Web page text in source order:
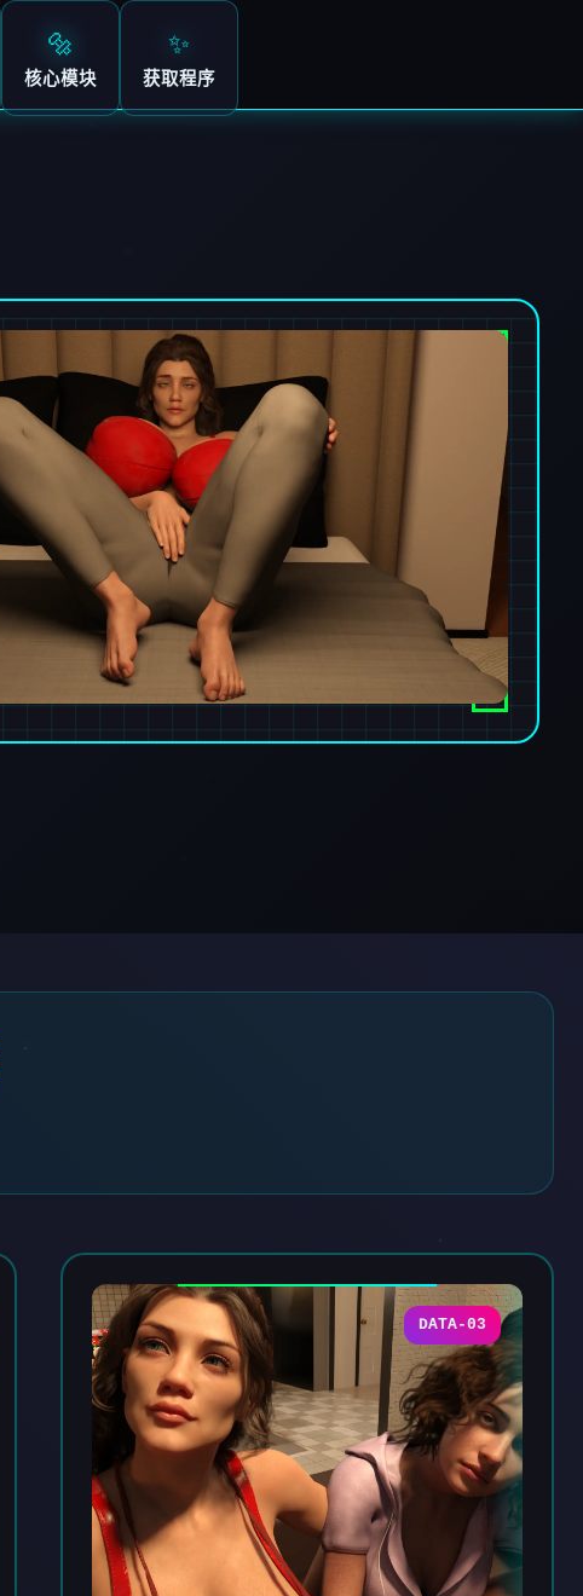
🔩
核心模块
✨
获取程序
DATA-03